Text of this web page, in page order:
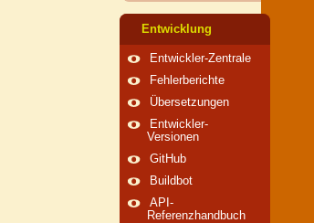
Entwicklung
Entwickler-Zentrale
Fehlerberichte
Übersetzungen
Entwickler-
Versionen
GitHub
Buildbot
API-
Referenzhandbuch